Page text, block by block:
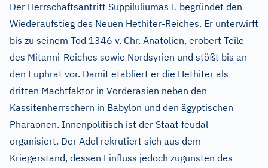
Der Herrschaftsantritt Suppiluliumas I. begründet den
Wiederaufstieg des Neuen Hethiter-Reiches. Er unterwirft
bis zu seinem Tod 1346 v. Chr. Anatolien, erobert Teile
des Mitanni-Reiches sowie Nordsyrien und stößt bis an
den Euphrat vor. Damit etabliert er die Hethiter als
dritten Machtfaktor in Vorderasien neben den
Kassitenherrschern in Babylon und den ägyptischen
Pharaonen. Innenpolitisch ist der Staat feudal
organisiert. Der Adel rekrutiert sich aus dem
Kriegerstand, dessen Einfluss jedoch zugunsten des